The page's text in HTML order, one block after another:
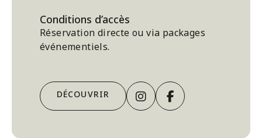
Conditions d’accès
Réservation directe ou via packages
événementiels.
DÉCOUVRIR InstagramFacebook